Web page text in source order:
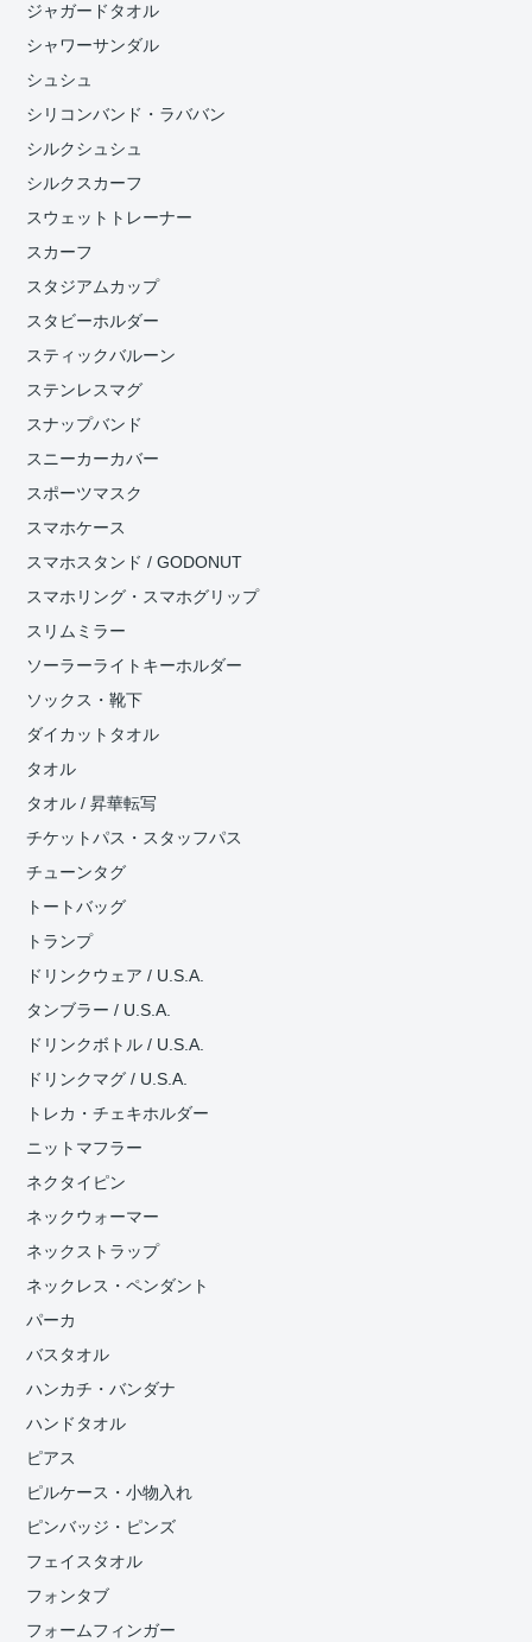
ジャガードタオル
シャワーサンダル
シュシュ
シリコンバンド・ラババン
シルクシュシュ
シルクスカーフ
スウェットトレーナー
スカーフ
スタジアムカップ
スタビーホルダー
スティックバルーン
ステンレスマグ
スナップバンド
スニーカーカバー
スポーツマスク
スマホケース
スマホスタンド / GODONUT
スマホリング・スマホグリップ
スリムミラー
ソーラーライトキーホルダー
ソックス・靴下
ダイカットタオル
タオル
タオル / 昇華転写
チケットパス・スタッフパス
チューンタグ
トートバッグ
トランプ
ドリンクウェア / U.S.A.
タンブラー / U.S.A.
ドリンクボトル / U.S.A.
ドリンクマグ / U.S.A.
トレカ・チェキホルダー
ニットマフラー
ネクタイピン
ネックウォーマー
ネックストラップ
ネックレス・ペンダント
パーカ
バスタオル
ハンカチ・バンダナ
ハンドタオル
ピアス
ピルケース・小物入れ
ピンバッジ・ピンズ
フェイスタオル
フォンタブ
フォームフィンガー